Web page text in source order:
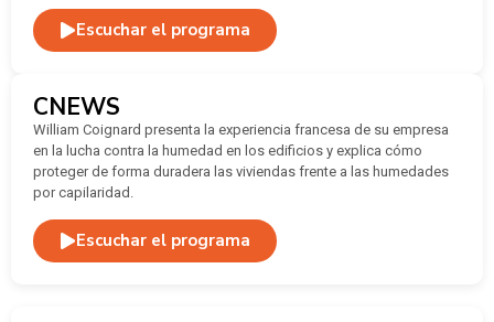
Escuchar el programa
CNEWS
William Coignard presenta la experiencia francesa de su empresa
en la lucha contra la humedad en los edificios y explica cómo
proteger de forma duradera las viviendas frente a las humedades
por capilaridad.
Escuchar el programa